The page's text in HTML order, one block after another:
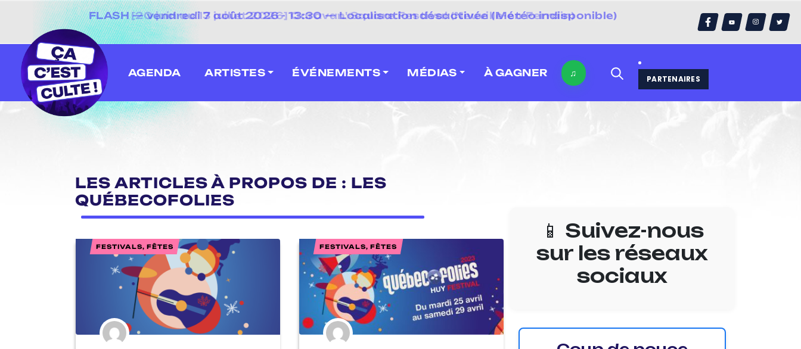
⚡
FLASH — vendredi 7 août 2026 - 13:30 — Localisation désactivée (Météo indisponible)
[20 juin au 13 juillet 2026] Caravan' Square Festival (Neuville-en-Ferrain)
AGENDA ARTISTES ÉVÉNEMENTS MÉDIAS À GAGNER ♫
PARTENAIRES
LES ARTICLES À PROPOS DE : LES
QUÉBECOFOLIES
FESTIVALS, FÊTES FESTIVALS, FÊTES
📱 Suivez-nous
sur les réseaux
sociaux